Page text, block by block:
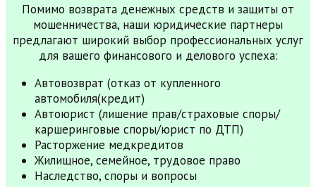
Помимо возврата денежных средств и защиты от
мошенничества, наши юридические партнеры
предлагают широкий выбор профессиональных услуг
для вашего финансового и делового успеха:
Автовозврат (отказ от купленного
автомобиля(кредит)
Автоюрист (лишение прав/страховые споры/
каршеринговые споры/юрист по ДТП)
Расторжение медкредитов
Жилищное, семейное, трудовое право
Наследство, споры и вопросы